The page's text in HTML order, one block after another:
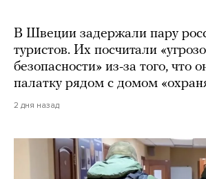
В Швеции задержали пару
туристов. Их посчитали
безопасности» из-за того, что
палатку рядом с домом
2 дня назад